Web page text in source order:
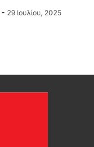
- 29 Ιουλίου, 2025